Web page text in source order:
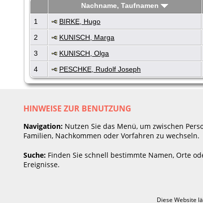
Nachname, Taufnamen
1
BIRKE, Hugo
2
KUNISCH, Marga
3
KUNISCH, Olga
4
PESCHKE, Rudolf Joseph
HINWEISE ZUR BENUTZUNG
Navigation: Nutzen Sie das Menü, um zwischen
Familien, Nachkommen oder Vorfahren zu wechseln.
Suche: Finden Sie schnell bestimmte Namen, Orte
Ereignisse.
Diese Website